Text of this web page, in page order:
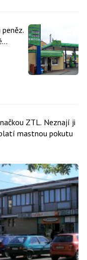
ZTL. Neznají ji
mastnou pokutu